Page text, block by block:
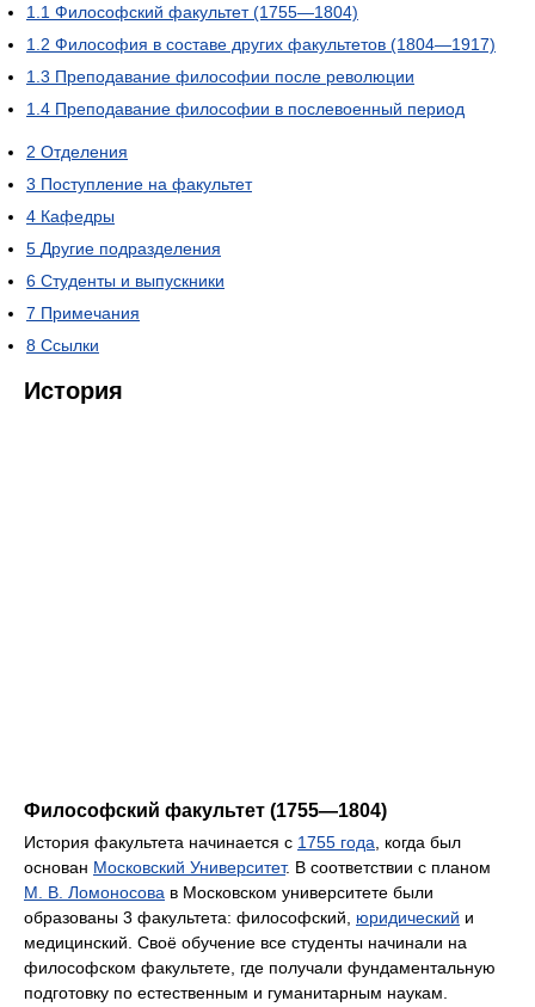
1.1 Философский факультет (1755—1804)
1.2 Философия в составе других факультетов (1804—1917)
1.3 Преподавание философии после революции
1.4 Преподавание философии в послевоенный период
2 Отделения
3 Поступление на факультет
4 Кафедры
5 Другие подразделения
6 Студенты и выпускники
7 Примечания
8 Ссылки
История
Философский факультет (1755—1804)
История факультета начинается с 1755 года , когда был
основан Московский Университет. В соответствии с планом
М. В. Ломоносова в Московском университете были
образованы 3 факультета: философский, юридический и
медицинский. Своё обучение все студенты начинали на
философском факультете, где получали фундаментальную
подготовку по естественным и гуманитарным наукам.